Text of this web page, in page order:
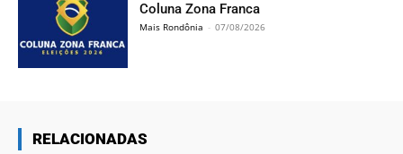
Coluna Zona Franca
Mais Rondônia - 07/08/2026
RELACIONADAS